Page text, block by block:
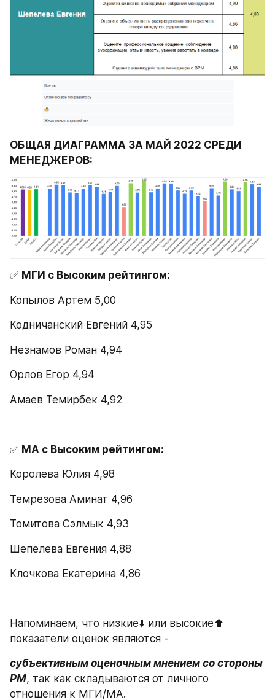
ОБЩАЯ ДИАГРАММА ЗА МАЙ 2022 СРЕДИ
МЕНЕДЖЕРОВ:
✅ МГИ с Высоким рейтингом:
Копылов Артем 5,00
Кодничанский Евгений 4,95
Незнамов Роман 4,94
Орлов Егор 4,94
Амаев Темирбек 4,92
✅ МА с Высоким рейтингом:
Королева Юлия 4,98
Темрезова Аминат 4,96
Томитова Сэлмык 4,93
Шепелева Евгения 4,88
Клочкова Екатерина 4,86
Напоминаем, что низкие⬇️ или высокие⬆️
показатели оценок являются -
субъективным оценочным мнением со стороны
РМ, так как складываются от личного
отношения к МГИ/МА.